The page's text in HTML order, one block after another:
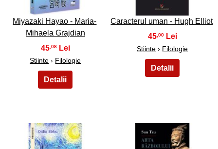
Miyazaki Hayao - Maria-
Mihaela Grajdian
45,08
Stiinte › Filologie
Caracterul uman - Hugh Elliot
45,00
Stiinte › Filologie